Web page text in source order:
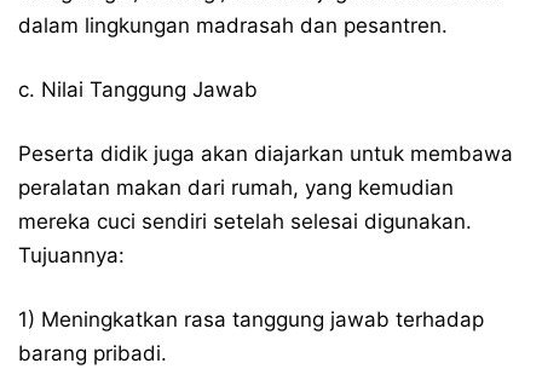
dalam lingkungan madrasah dan pesantren.
c. Nilai Tanggung Jawab
Peserta didik juga akan diajarkan untuk membawa
peralatan makan dari rumah, yang kemudian
mereka cuci sendiri setelah selesai digunakan.
Tujuannya:
1) Meningkatkan rasa tanggung jawab terhadap
barang pribadi.